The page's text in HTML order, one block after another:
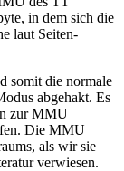
in dem sich die
laut Seiten-
somit die normale
abgehakt. Es
zur MMU
Die MMU
als wir sie
verwiesen.